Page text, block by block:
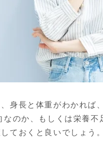
身長と体重がわかれば
のか、もしくは栄養
ておくと良いでしょ